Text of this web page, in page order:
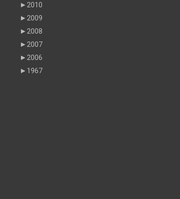
►2010
►2009
►2008
►2007
►2006
► 1967